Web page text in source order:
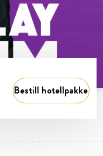
Bestill hotellpakke